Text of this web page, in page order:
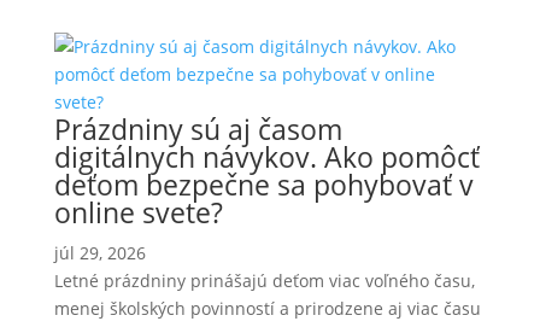
Prázdniny sú aj časom
digitálnych návykov. Ako pomôcť
deťom bezpečne sa pohybovať v
online svete?
júl 29, 2026
Letné prázdniny prinášajú deťom viac voľného času,
menej školských povinností a prirodzene aj viac času